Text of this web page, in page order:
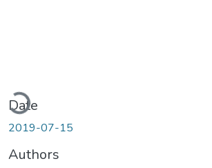
Date
2019-07-15
Authors